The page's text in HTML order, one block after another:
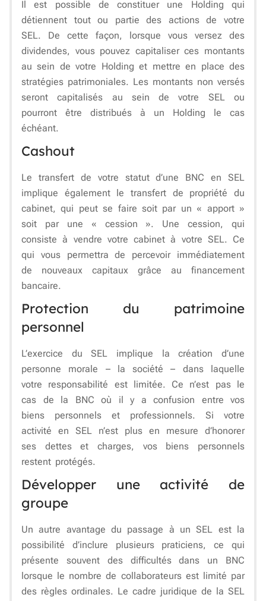
Il est possible de constituer une Holding qui
détiennent tout ou partie des actions de votre
SEL. De cette façon, lorsque vous versez des
dividendes, vous pouvez capitaliser ces montants
au sein de votre Holding et mettre en place des
stratégies patrimoniales. Les montants non versés
seront capitalisés au sein de votre SEL ou
pourront être distribués à un Holding le cas
échéant.
Cashout
Le transfert de votre statut d’une BNC en SEL
implique également le transfert de propriété du
cabinet, qui peut se faire soit par un « apport »
soit par une « cession ». Une cession, qui
consiste à vendre votre cabinet à votre SEL. Ce
qui vous permettra de percevoir immédiatement
de nouveaux capitaux grâce au financement
bancaire.
Protection du patrimoine
personnel
L’exercice du SEL implique la création d’une
personne morale – la société – dans laquelle
votre responsabilité est limitée. Ce n’est pas le
cas de la BNC où il y a confusion entre vos
biens personnels et professionnels. Si votre
activité en SEL n’est plus en mesure d’honorer
ses dettes et charges, vos biens personnels
restent protégés.
Développer une activité de
groupe
Un autre avantage du passage à un SEL est la
possibilité d’inclure plusieurs praticiens, ce qui
présente souvent des difficultés dans un BNC
lorsque le nombre de collaborateurs est limité par
des règles ordinales. Le cadre juridique de la SEL